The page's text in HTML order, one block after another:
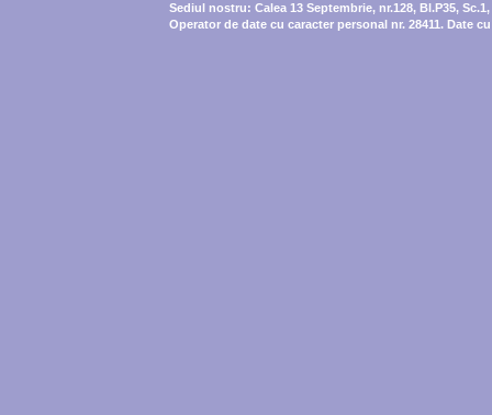
Sediul nostru: Calea 13 Septembrie, nr.128, Bl.P35,
Operator de date cu caracter personal nr. 28411. Date